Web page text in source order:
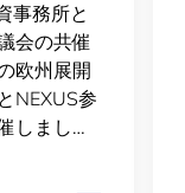
が語る
事務所と
会の共催
欧州展開
NEXUS参
しまし